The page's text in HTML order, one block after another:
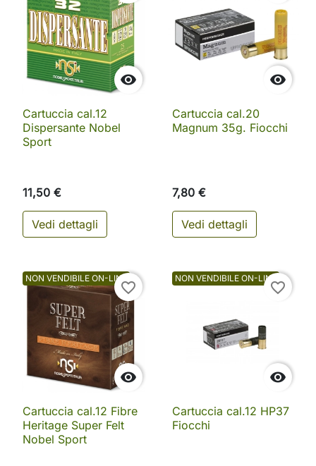

Cartuccia cal.12
Dispersante Nobel
Sport
11,50 €
Vedi dettagli

Cartuccia cal.20
Magnum 35g. Fiocchi
7,80 €
Vedi dettagli
NON VENDIBILE ON-LINE

favorite_border
Cartuccia cal.12 Fibre
Heritage Super Felt
Nobel Sport
NON VENDIBILE ON-LINE

favorite_border
Cartuccia cal.12 HP37
Fiocchi